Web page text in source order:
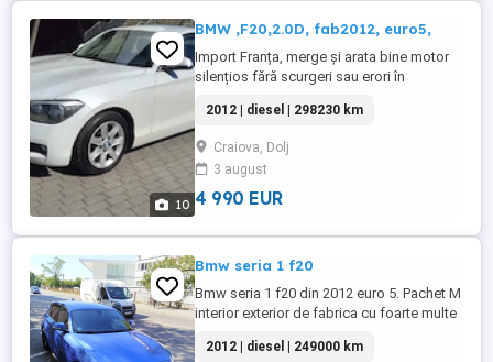
10
BMW ,F20,2.0D, fab2012, euro5,
Import Franța, merge și arata bine motor
silențios fără scurgeri sau erori în
îngrijit.Masina este dotata cu navigație
color, clima funcțională,geamuri electrice,
startstop, 2kei, moduri de condus, volan
piele comenzi pilot automat, pornește cu
cheia în buzunar, jante ...
2012 | diesel | 298230 km
Craiova, Dolj
3 august
4 990 EUR
Bmw seria 1 f20
Bmw seria 1 f20 din 2012 euro 5. Pachet M
interior exterior de fabrica cu foarte multe
un fel de schimb Fiscal pe loc proprietar
2012 | diesel | 249000 km